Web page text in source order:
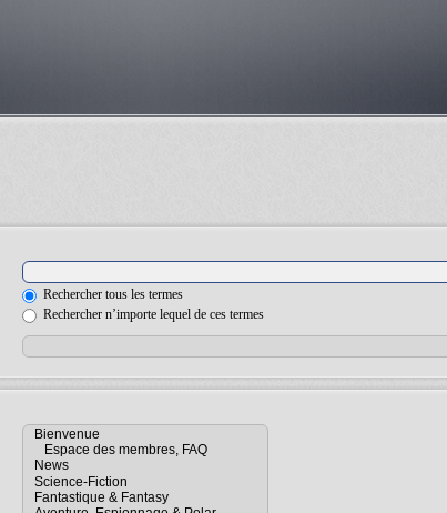
Rechercher tous les termes
Rechercher n’importe lequel de ces termes